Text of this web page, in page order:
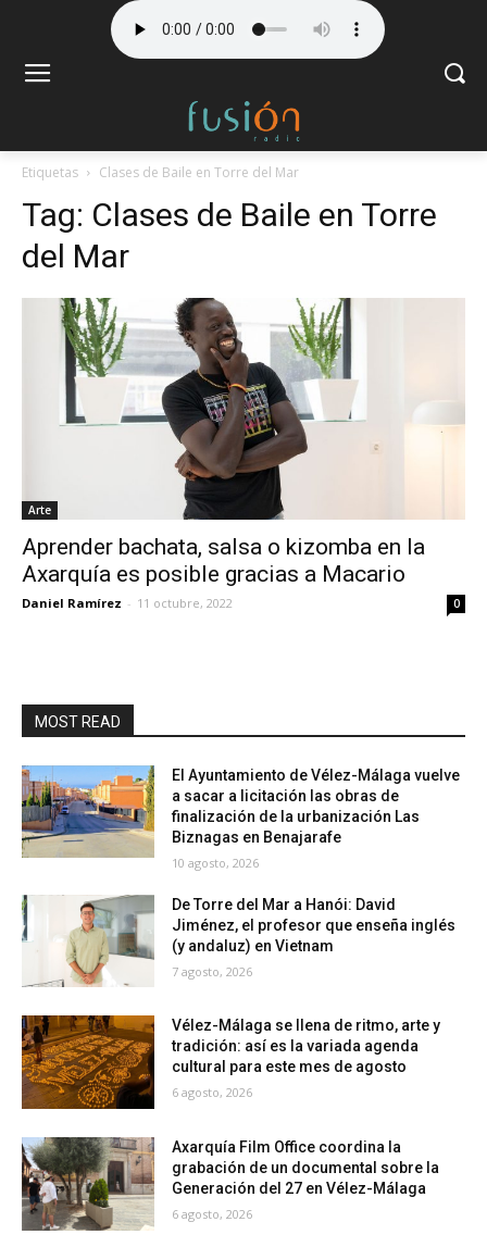
Etiquetas Clases de Baile en Torre del Mar
Tag: Clases de Baile en Torre
del Mar
Arte
Aprender bachata, salsa o kizomba en la
Axarquía es posible gracias a Macario
Daniel Ramírez - 11 octubre, 2022 0
MOST READ
El Ayuntamiento de Vélez-Málaga vuelve
a sacar a licitación las obras de
finalización de la urbanización Las
Biznagas en Benajarafe
10 agosto, 2026
De Torre del Mar a Hanói: David
Jiménez, el profesor que enseña inglés
(y andaluz) en Vietnam
7 agosto, 2026
Vélez-Málaga se llena de ritmo, arte y
tradición: así es la variada agenda
cultural para este mes de agosto
6 agosto, 2026
Axarquía Film Office coordina la
grabación de un documental sobre la
Generación del 27 en Vélez-Málaga
6 agosto, 2026